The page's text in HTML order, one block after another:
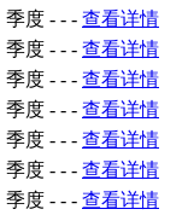
季度 - - - 查看详情
季度 - - - 查看详情
季度 - - - 查看详情
季度 - - - 查看详情
季度 - - - 查看详情
季度 - - - 查看详情
季度 - - - 查看详情